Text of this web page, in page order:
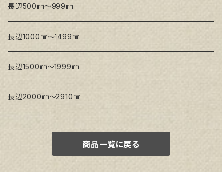
Snow White SLA(中目)
Snow White SLH(中太目)
Snow White SPC(中目)
トークロ イエロー
生キャンバス
長辺500㎜～999㎜
長辺1000㎜～1499㎜
長辺1500㎜～1999㎜
長辺2000㎜～2910㎜
商品一覧に戻る